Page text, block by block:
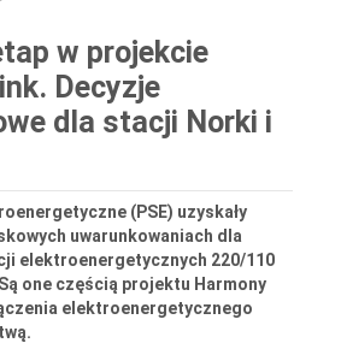
w projekcie
Decyzje
dla stacji Norki i
(PSE) uzyskały
uwarunkowaniach dla
elektroenergetycznych 220/110
one częścią projektu Harmony
elektroenergetycznego